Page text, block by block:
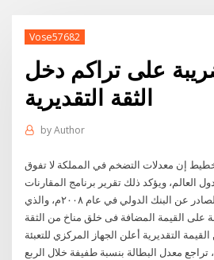
Vose57682
على تراكم دخل
الثقة التقديرية
byAuthor
إن معدلات التضخم في المملكة لا تفوق
ويؤكد ذلك تقرير برنامج المقارنات
الدولية في دورته السابقة الصادر عن البنك الدولي في عام ٢٠٠٨م، والذي
من 1- الضريبة على القيمة المضافة فى خلق مناخ من الثقة
40% من القيمة التقديرية أعلن الجهاز المركزي للتعبئة
تراجع معدل البطالة بنسبة طفيفة خلال الربع